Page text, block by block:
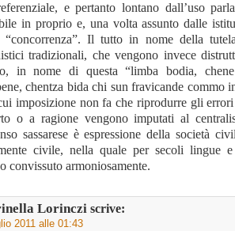
e pertanto lontano dall’uso
in proprio e, una volta assunto dalle
“concorrenza”. Il tutto in nome della
tradizionali, che vengono invece
in nome di questa “limba bodia,
chentza bida chi sun fravicande commo
imposizione non fa che riprodurre gli
o a ragione vengono imputati al
sassarese è espressione della società
civile, nella quale per secoli lingue
convissuto armoniosamente.
Lorinczi scrive:
2011 alle 01:43